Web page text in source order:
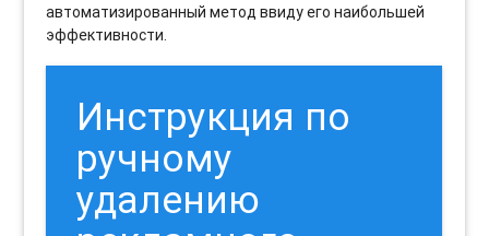
автоматизированный метод ввиду его наибольшей
эффективности.
Инструкция по
ручному
удалению